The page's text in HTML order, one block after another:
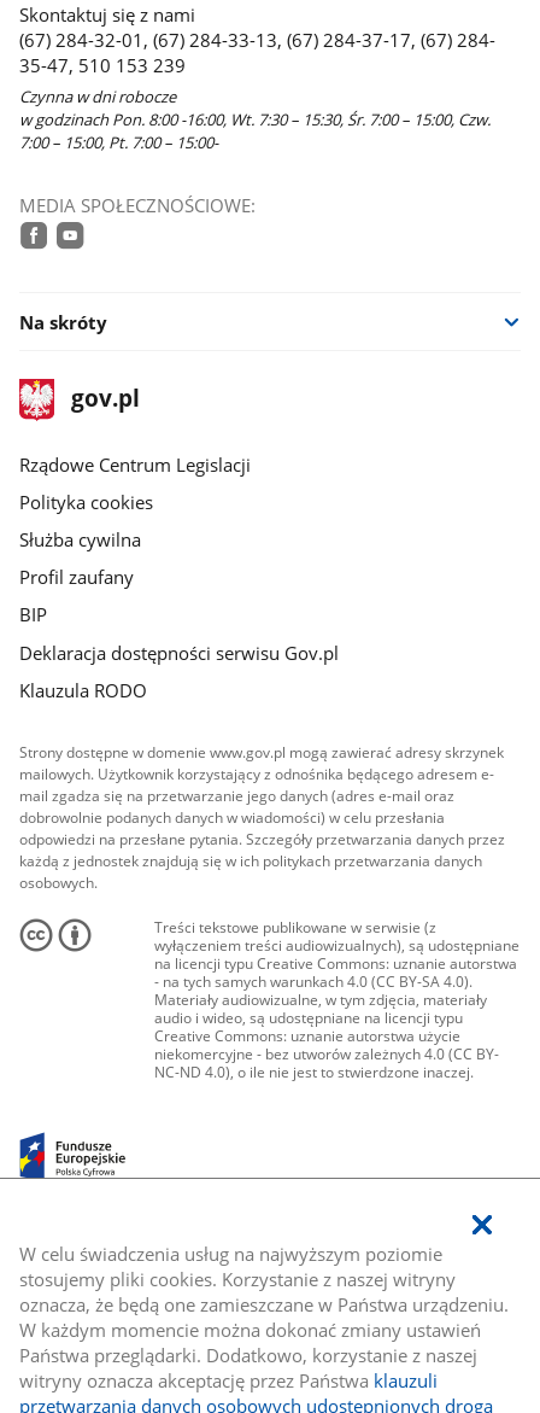
W celu świadczenia usług na najwyższym poziomie
stosujemy pliki cookies. Korzystanie z naszej witryny
oznacza, że będą one zamieszczane w Państwa urządzeniu.
W każdym momencie można dokonać zmiany ustawień
Państwa przeglądarki. Dodatkowo, korzystanie z naszej
witryny oznacza akceptację przez Państwa klauzuli
przetwarzania danych osobowych udostępnionych drogą
nowym
oknie
Skontaktuj się z nami
(67) 284-32-01, (67) 284-33-13, (67) 284-37-17, (67) 284-
35-47, 510 153 239
Czynna w dni robocze
w godzinach Pon. 8:00 -16:00, Wt. 7:30 – 15:30, Śr. 7:00 – 15:00, Czw.
7:00 – 15:00, Pt. 7:00 – 15:00-
MEDIA SPOŁECZNOŚCIOWE:
Na skróty
stopka
gov.plStrona
gov.pl
Rządowe Centrum Legislacji
Polityka cookies
Służba cywilna
Profil zaufany
BIP
Deklaracja dostępności serwisu Gov.pl
Klauzula RODO
Strony dostępne w domenie www.gov.pl mogą zawierać adresy skrzynek
mailowych. Użytkownik korzystający z odnośnika będącego adresem e-
mail zgadza się na przetwarzanie jego danych (adres e-mail oraz
dobrowolnie podanych danych w wiadomości) w celu przesłania
odpowiedzi na przesłane pytania. Szczegóły przetwarzania danych przez
każdą z jednostek znajdują się w ich politykach przetwarzania danych
osobowych.
Treści tekstowe publikowane w serwisie (z
wyłączeniem treści audiowizualnych), są udostępniane
na licencji typu Creative Commons: uznanie autorstwa
- na tych samych warunkach 4.0 (CC BY-SA 4.0).
Materiały audiowizualne, w tym zdjęcia, materiały
audio i wideo, są udostępniane na licencji typu
Creative Commons: uznanie autorstwa użycie
niekomercyjne - bez utworów zależnych 4.0 (CC BY-
NC-ND 4.0), o ile nie jest to stwierdzone inaczej.